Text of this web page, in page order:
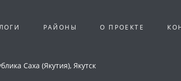
РАЙОНЫ О ПРОЕКТЕ
Саха (Якутия), Якутск